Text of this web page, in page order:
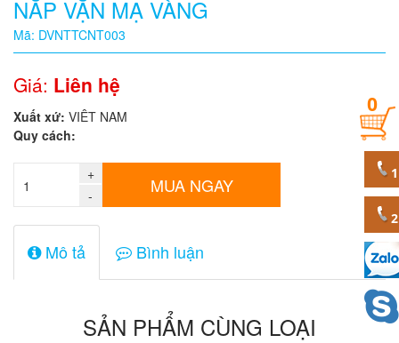
Quy
cách
Giá:
0
đ
sản
phẩm
0
NẮP VẶN MẠ VÀNG
Mã: DVNTTCNT003
Giá: Liên hệ
Xuất xứ: VIÊT NAM
Quy cách:
+
-
MUA NGAY
Mô tả Bình luận
SẢN PHẨM CÙNG LOẠI